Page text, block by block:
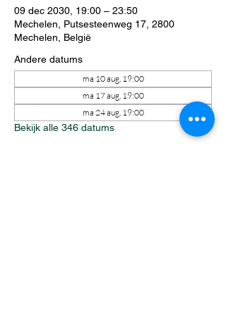
09 dec 2030, 19:00 – 23:50
Mechelen, Putsesteenweg 17, 2800
Mechelen, België
Andere datums
ma 10 aug, 19:00
ma 17 aug, 19:00
ma 24 aug, 19:00
Bekijk alle 346 datums